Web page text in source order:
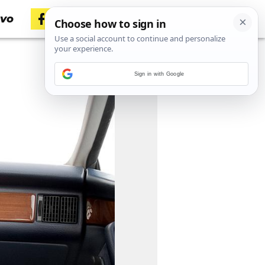
Sign in with Google